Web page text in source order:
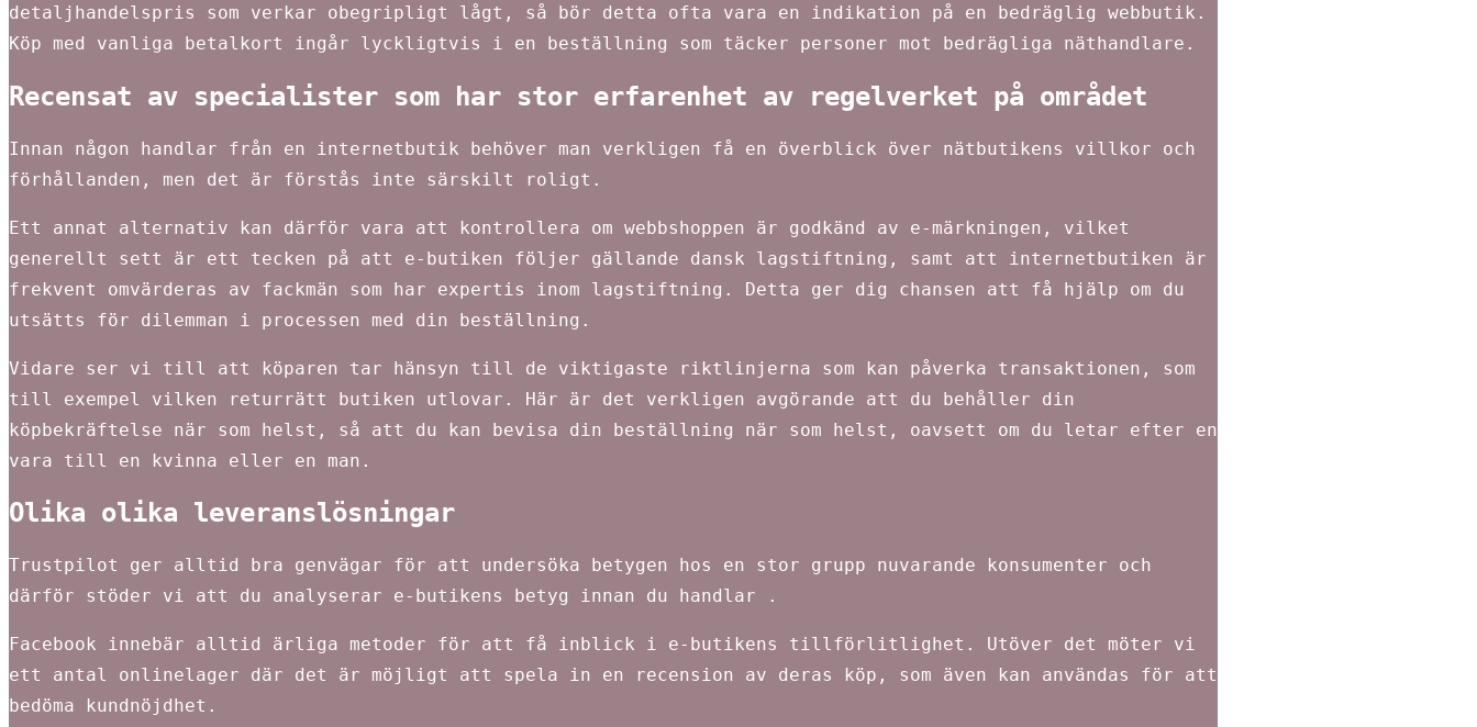
detaljhandelspris som verkar obegripligt lågt, så bör detta ofta vara en indikation på en bedräglig webbutik.
Köp med vanliga betalkort ingår lyckligtvis i en beställning som täcker personer mot bedrägliga näthandlare.
Recensat av specialister som har stor erfarenhet av regelverket på området
Innan någon handlar från en internetbutik behöver man verkligen få en överblick över nätbutikens villkor och
förhållanden, men det är förstås inte särskilt roligt.
Ett annat alternativ kan därför vara att kontrollera om webbshoppen är godkänd av e-märkningen, vilket
generellt sett är ett tecken på att e-butiken följer gällande dansk lagstiftning, samt att internetbutiken är
frekvent omvärderas av fackmän som har expertis inom lagstiftning. Detta ger dig chansen att få hjälp om du
utsätts för dilemman i processen med din beställning.
Vidare ser vi till att köparen tar hänsyn till de viktigaste riktlinjerna som kan påverka transaktionen, som
till exempel vilken returrätt butiken utlovar. Här är det verkligen avgörande att du behåller din
köpbekräftelse när som helst, så att du kan bevisa din beställning när som helst, oavsett om du letar efter en
vara till en kvinna eller en man.
Olika olika leveranslösningar
Trustpilot ger alltid bra genvägar för att undersöka betygen hos en stor grupp nuvarande konsumenter och
därför stöder vi att du analyserar e-butikens betyg innan du handlar .
Facebook innebär alltid ärliga metoder för att få inblick i e-butikens tillförlitlighet. Utöver det möter vi
ett antal onlinelager där det är möjligt att spela in en recension av deras köp, som även kan användas för att
bedöma kundnöjdhet.